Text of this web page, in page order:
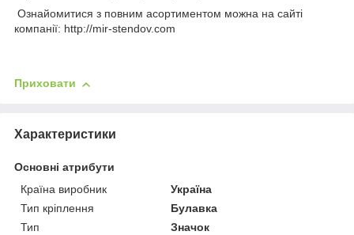
Ознайомитися з повним асортиментом можна на сайті
компанії: http://mir-stendov.com
Приховати
Характеристики
Основні атрибути
Країна виробник
Україна
Тип кріплення
Булавка
Тип
Значок